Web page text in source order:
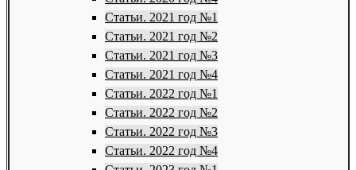
Статьи. 2021 год №1
Статьи. 2021 год №2
Статьи. 2021 год №3
Статьи. 2021 год №4
Статьи. 2022 год №1
Статьи. 2022 год №2
Статьи. 2022 год №3
Статьи. 2022 год №4